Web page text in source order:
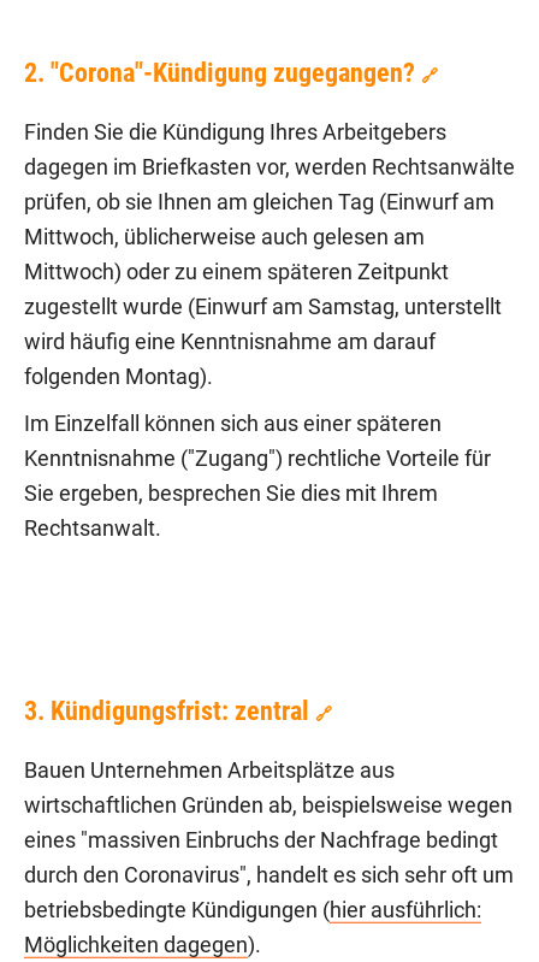
2. "Corona"-Kündigung zugegangen? 🔗
Finden Sie die Kündigung Ihres Arbeitgebers
dagegen im Briefkasten vor, werden Rechtsanwälte
prüfen, ob sie Ihnen am gleichen Tag (Einwurf am
Mittwoch, üblicherweise auch gelesen am
Mittwoch) oder zu einem späteren Zeitpunkt
zugestellt wurde (Einwurf am Samstag, unterstellt
wird häufig eine Kenntnisnahme am darauf
folgenden Montag).
Im Einzelfall können sich aus einer späteren
Kenntnisnahme ("Zugang") rechtliche Vorteile für
Sie ergeben, besprechen Sie dies mit Ihrem
Rechtsanwalt.
3. Kündigungsfrist: zentral 🔗
Bauen Unternehmen Arbeitsplätze aus
wirtschaftlichen Gründen ab, beispielsweise wegen
eines "massiven Einbruchs der Nachfrage bedingt
durch den Coronavirus", handelt es sich sehr oft um
betriebsbedingte Kündigungen (hier ausführlich:
Möglichkeiten dagegen).